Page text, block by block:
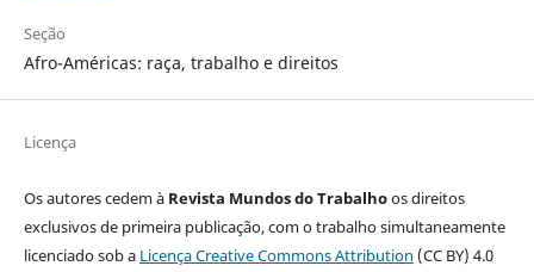
Seção
Afro-Américas: raça, trabalho e direitos
Licença
Os autores cedem à Revista Mundos do Trabalhoos direitos
exclusivos de primeira publicação, com o trabalho simultaneamente
licenciado sob a Licença Creative Commons Attribution (CC BY) 4.0